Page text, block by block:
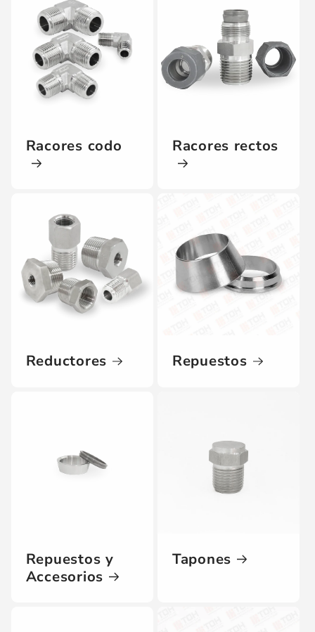
Racores codo Racores rectos
Reductores Repuestos
Repuestos y
Accesorios
Tapones